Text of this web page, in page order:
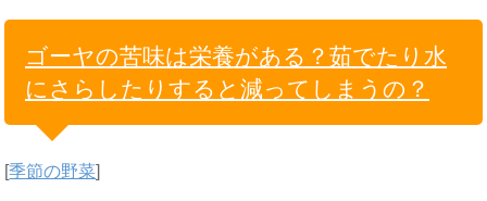
ゴーヤの苦味は栄養がある？茹でたり水
にさらしたりすると減ってしまうの？
[季節の野菜]